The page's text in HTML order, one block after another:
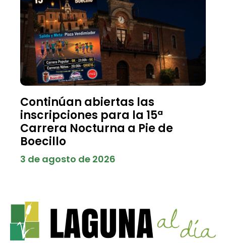
Continúan abiertas las
inscripciones para la 15ª
Carrera Nocturna a Pie de
Boecillo
3 de agosto de 2026